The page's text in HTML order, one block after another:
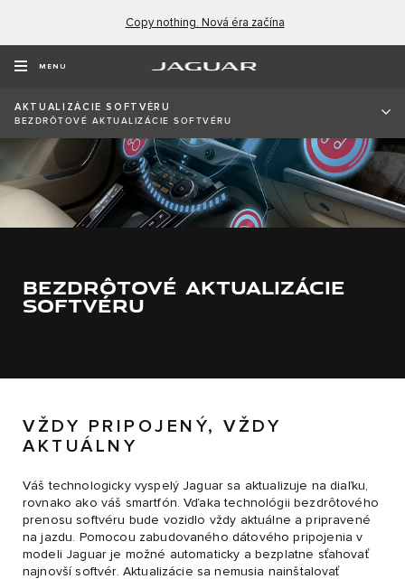
Copy nothing. Nová éra začína
MENU
AKTUALIZÁCIE SOFTVÉRU
BEZDRÔTOVÉ AKTUALIZÁCIE SOFTVÉRU
BEZDRÔTOVÉ AKTUALIZÁCIE
SOFTVÉRU
VŽDY PRIPOJENÝ, VŽDY
AKTUÁLNY
Váš technologicky vyspelý Jaguar sa aktualizuje na diaľku,
rovnako ako váš smartfón. Vďaka technológii bezdrôtového
prenosu softvéru bude vozidlo vždy aktuálne a pripravené
na jazdu. Pomocou zabudovaného dátového pripojenia v
modeli Jaguar je možné automaticky a bezplatne sťahovať
najnovší softvér. Aktualizácie sa nemusia nainštalovať